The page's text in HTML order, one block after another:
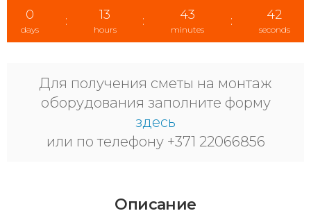
0
days
: 13
hours
: 43
minutes
: 42
seconds
Для получения сметы на монтаж
оборудования заполните форму
здесь
или по телефону +371 22066856
Описание